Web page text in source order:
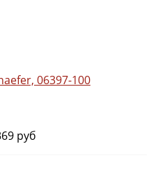
06397-100
руб